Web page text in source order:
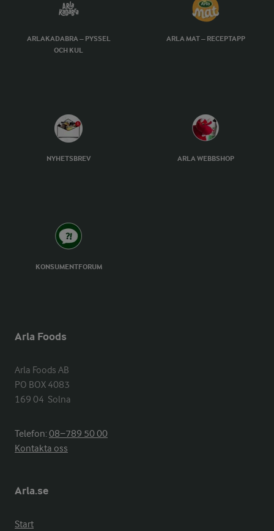
ARLAKADABRA – PYSSEL
OCH KUL
ARLA MAT – RECEPTAPP
NYHETSBREV ARLA WEBBSHOP
KONSUMENTFORUM
Arla Foods
Arla Foods AB
PO BOX 4083
169 04  Solna
Telefon:08−789 50 00
Kontakta oss
Arla.se
Start